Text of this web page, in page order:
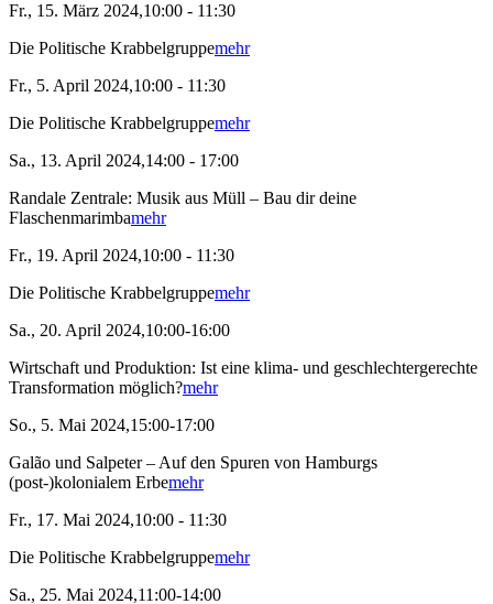
Fr., 15. März 2024,10:00 - 11:30
Die Politische Krabbelgruppemehr
Fr., 5. April 2024,10:00 - 11:30
Die Politische Krabbelgruppemehr
Sa., 13. April 2024,14:00 - 17:00
Randale Zentrale: Musik aus Müll – Bau dir deine
Flaschenmarimbamehr
Fr., 19. April 2024,10:00 - 11:30
Die Politische Krabbelgruppemehr
Sa., 20. April 2024,10:00-16:00
Wirtschaft und Produktion: Ist eine klima- und geschlechtergerechte
Transformation möglich?mehr
So., 5. Mai 2024,15:00-17:00
Galão und Salpeter – Auf den Spuren von Hamburgs
(post-)kolonialem Erbemehr
Fr., 17. Mai 2024,10:00 - 11:30
Die Politische Krabbelgruppemehr
Sa., 25. Mai 2024,11:00-14:00